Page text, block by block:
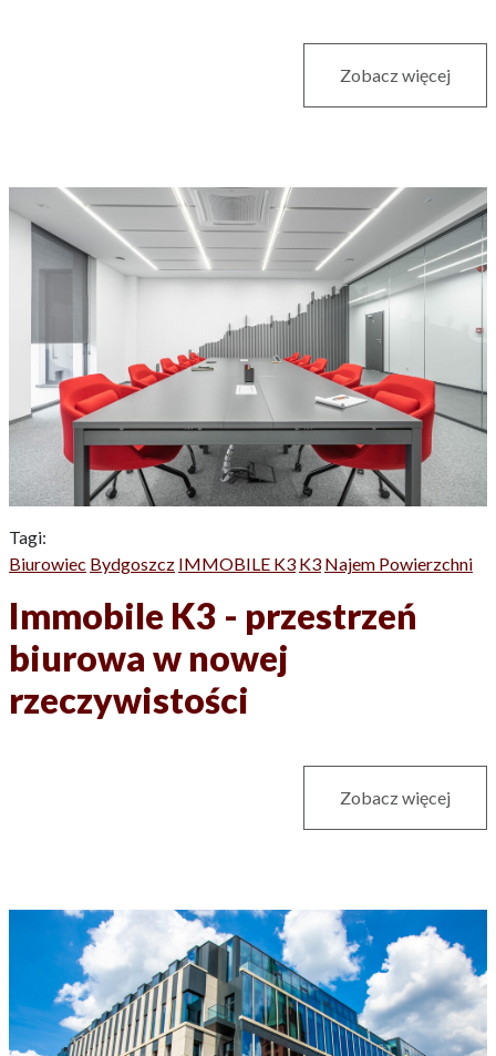
Zobacz więcej
Tagi:
Biurowiec Bydgoszcz IMMOBILE K3 K3 Najem Powierzchni
Immobile K3 - przestrzeń
biurowa w nowej
rzeczywistości
Zobacz więcej